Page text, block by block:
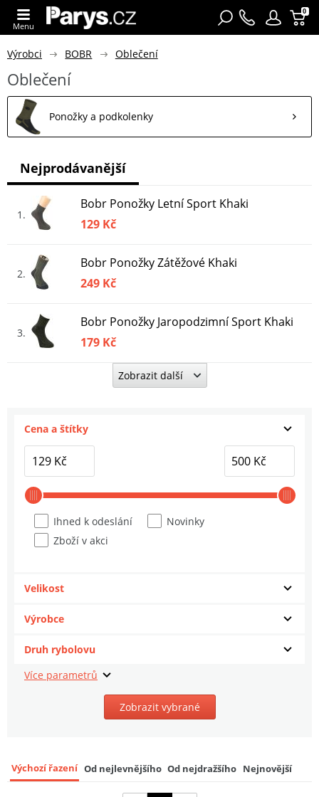
0
Menu
Výrobci BOBR Oblečení
Oblečení
Ponožky a podkolenky
1
Bobr Ponožky Letní Sport Khaki
129 Kč
2
Bobr Ponožky Zátěžové Khaki
249 Kč
3
Bobr Ponožky Jaropodzimní Sport Khaki
179 Kč
Bobr Ponožky Letní Sport Černé
Bobr Ponožky Jaropodzimní Khaki
Bobr Ponožky Jaropodzimní Sport Černé
Bobr Ponožky Zimní Khaki
349 Kč
Zobrazit další
Nejprodávanější
Cena a štítky
Ihned k odeslání
Novinky
Zboží v akci
Velikost
Výrobce
Druh rybolovu
Zobrazit vybrané
Výchozí řazení Od nejlevnějšího Od nejdražšího Nejnovější